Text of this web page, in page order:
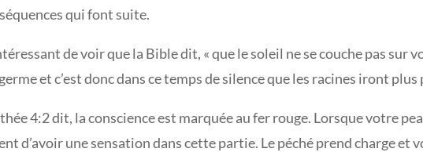
qui font suite.
de voir que la Bible dit, « que le soleil ne se couche pas sur
et c’est donc dans ce temps de silence que les racines iront
4:2 dit, la conscience est marquée au fer rouge. Lorsque votre
d’avoir une sensation dans cette partie. Le péché prend charge et